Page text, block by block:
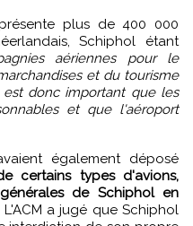
plus de 400 000
Schiphol étant
aériennes pour le
et du tourisme
est donc important que les
et que l'aéroport
certains types d'avions,
de Schiphol en
L'ACM a jugé que Schiphol